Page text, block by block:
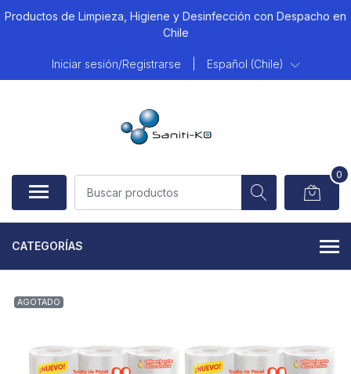
Productos de Limpieza, Higiene y Desinfección con Despacho en
Chile
Iniciar sesión/Registrarse Español (Chile)
0
CATEGORÍAS
AGOTADO